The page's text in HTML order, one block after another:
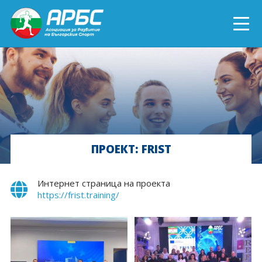
ENGLISH
СПОРТ БЛИЗО ДО ТЕБ
ТЕКУЩИ ПРОЕКТИ
ОНЛАЙН ОБУЧЕНИЯ
БЪДИ ДОБРОВОЛЕЦ!
ПРОЕКТ: FRIST
Интернет страница на проекта
https://frist.training/